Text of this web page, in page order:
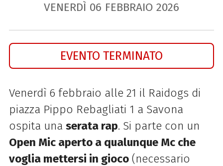
VENERDÌ 06 FEBBRAIO 2026
EVENTO TERMINATO
Venerdì 6 febbraio alle 21 il Raidogs di
piazza Pippo Rebagliati 1 a Savona
ospita una serata rap. Si parte con un
Open Mic aperto a qualunque Mc che
voglia mettersi in gioco(necessario